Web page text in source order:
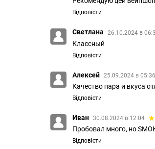
Відповісти
Светлана 26.10.2024 в
Классный
Відповісти
Алексей 25.09.2024 в 05:36
Качество пара и вкуса
Відповісти
Иван 30.08.2024 в 12:04
Пробовал много, но
Відповісти